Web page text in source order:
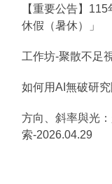
【重要公告】
休假（暑休）」
工作坊-聚散不足
如何用AI無破研
方向、斜率與光
索-2026.04.29